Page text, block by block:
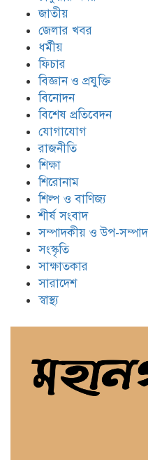
জাতীয়
জেলার খবর
ধর্মীয়
ফিচার
বিজ্ঞান ও প্রযুক্তি
বিনোদন
বিশেষ প্রতিবেদন
যোগাযোগ
রাজনীতি
শিক্ষা
শিরোনাম
শিল্প ও বাণিজ্য
শীর্ষ সংবাদ
সম্পাদকীয় ও উপ-
সংস্কৃতি
সাক্ষাতকার
সারাদেশ
স্বাস্থ্য